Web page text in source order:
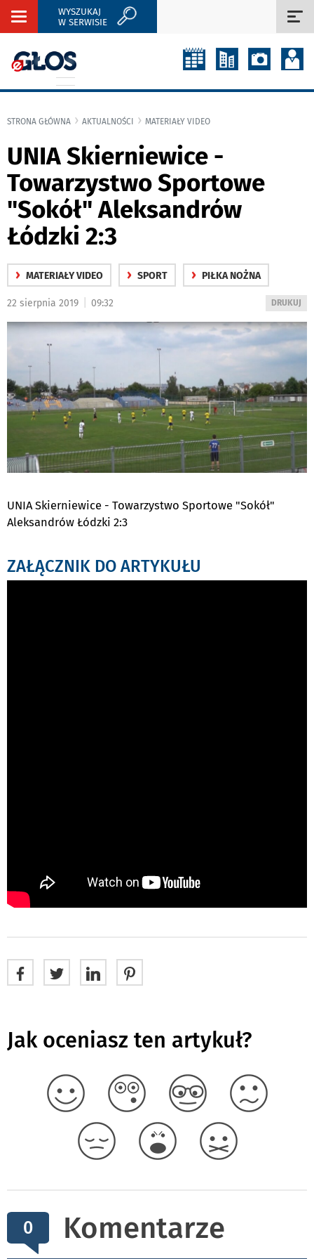
Rozwiń
WYSZUKAJ
W SERWISIE
STRONA GŁÓWNA AKTUALNOŚCI MATERIAŁY VIDEO
UNIA Skierniewice -
Towarzystwo Sportowe
"Sokół" Aleksandrów
Łódzki 2:3
› MATERIAŁY VIDEO › SPORT › PIŁKA NOŻNA
WYDRUKUJ
DO
DRUKUJ
22 sierpnia 2019 09:32
UNIA Skierniewice - Towarzystwo Sportowe "Sokół"
Aleksandrów Łódzki 2:3
ZAŁĄCZNIK DO ARTYKUŁU
Jak oceniasz ten artykuł?
0 Komentarze